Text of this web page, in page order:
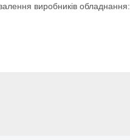
виробників обладнання: